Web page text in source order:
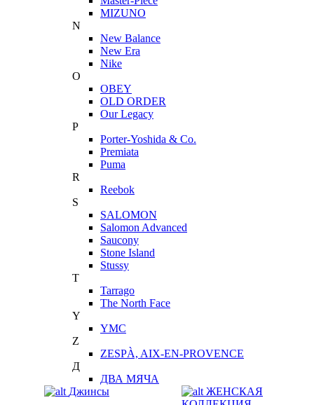
MIZUNO
N
New Balance
New Era
Nike
O
OBEY
OLD ORDER
Our Legacy
P
Porter-Yoshida & Co.
Premiata
Puma
R
Reebok
S
SALOMON
Salomon Advanced
Saucony
Stone Island
Stussy
T
Tarrago
The North Face
Y
YMC
Z
ZESPÀ, AIX-EN-PROVENCE
Д
ДВА МЯЧА
Джинсы
ЖЕНСКАЯ